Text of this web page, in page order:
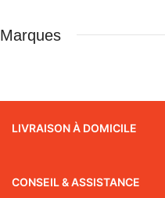
Marques
LIVRAISON À DOMICILE
CONSEIL & ASSISTANCE